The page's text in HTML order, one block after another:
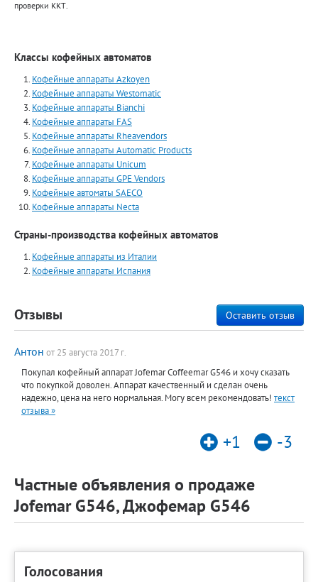
проверки ККТ.
Классы кофейных автоматов
Кофейные аппараты Azkoyen
Кофейные аппараты Westomatic
Кофейные аппараты Bianchi
Кофейные аппараты FAS
Кофейные аппараты Rheavendors
Кофейные аппараты Automatiс Products
Кофейные аппараты Unicum
Кофейные аппараты GPE Vendors
Кофейные автоматы SAECO
Кофейные аппараты Necta
Страны-производства кофейных автоматов
Кофейные аппараты из Италии
Кофейные аппараты Испания
Оставить отзыв
Отзывы
Антон от 25 августа 2017 г.
Покупал кофейный аппарат Jofemar Coffeemar G546 и хочу сказать
что покупкой доволен. Аппарат качественный и сделан очень
надежно, цена на него нормальная. Могу всем рекомендовать! текст
отзыва »
+1
-3
Частные объявления о продаже
Jofemar G546, Джофемар G546
Голосования